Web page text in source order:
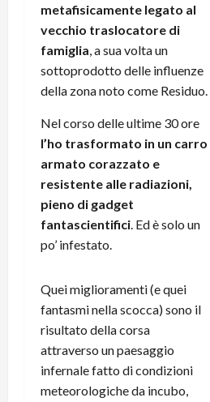
metafisicamente legato al
vecchio traslocatore di
famiglia, a sua volta un
sottoprodotto delle influenze
della zona noto come Residuo.
Nel corso delle ultime 30 ore
l’ho trasformato in un carro
armato corazzato e
resistente alle radiazioni,
pieno di gadget
fantascientifici. Ed è solo un
po’ infestato.
Quei miglioramenti (e quei
fantasmi nella scocca) sono il
risultato della corsa
attraverso un paesaggio
infernale fatto di condizioni
meteorologiche da incubo,